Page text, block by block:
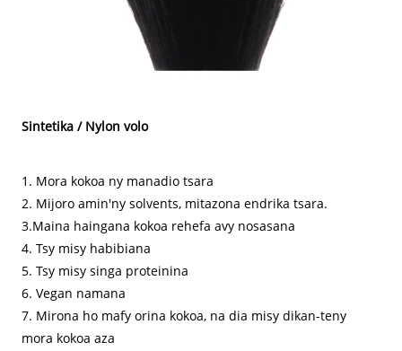
Sintetika / Nylon volo
1. Mora kokoa ny manadio tsara
2. Mijoro amin'ny solvents, mitazona endrika tsara.
3.Maina haingana kokoa rehefa avy nosasana
4. Tsy misy habibiana
5. Tsy misy singa proteinina
6. Vegan namana
7. Mirona ho mafy orina kokoa, na dia misy dikan-teny
mora kokoa aza